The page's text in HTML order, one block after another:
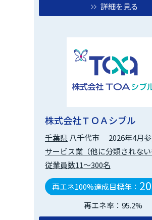
詳細を見る
株式会社ＴＯＡシブル
千葉県 八千代市
2026年4月
サービス業（他に分類されない
従業員数11～300名
再エネ100%達成目標年：
再エネ率：95.2%